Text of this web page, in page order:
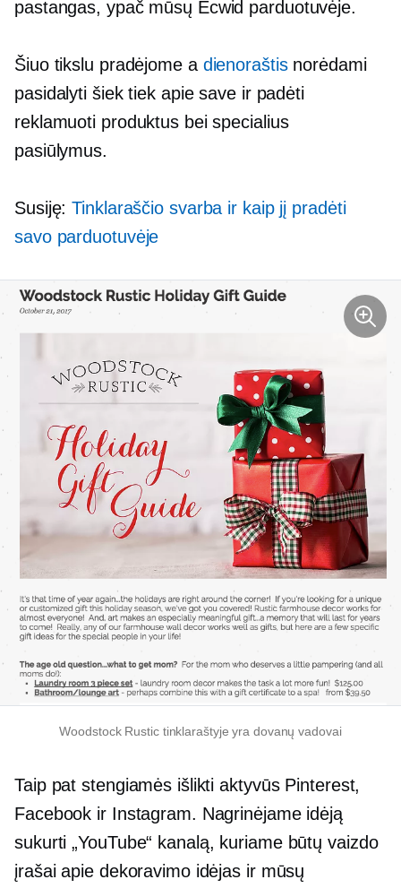
pastangas, ypač mūsų Ecwid parduotuvėje.
Šiuo tikslu pradėjome a dienoraštisnorėdami
pasidalyti šiek tiek apie save ir padėti
reklamuoti produktus bei specialius
pasiūlymus.
Susiję:Tinklaraščio svarba ir kaip jį pradėti
savo parduotuvėje
Woodstock Rustic tinklaraštyje yra dovanų vadovai
Taip pat stengiamės išlikti aktyvūs Pinterest,
Facebook ir Instagram. Nagrinėjame idėją
sukurti „YouTube“ kanalą, kuriame būtų vaizdo
įrašai apie dekoravimo idėjas ir mūsų